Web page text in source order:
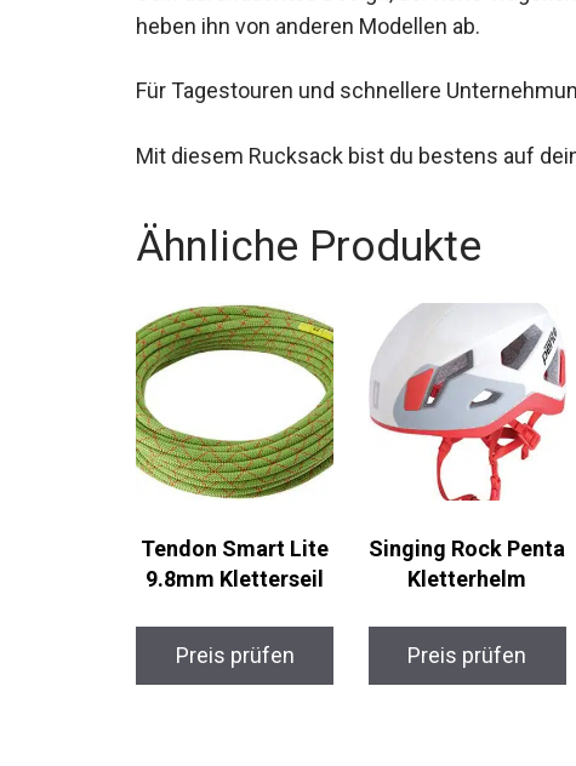
Sein durchdachtes Design, der hohe
Ähnliche Produkte
Tendon Smart Lite
Preis prüfen
Singing Rock
Preis prüfen